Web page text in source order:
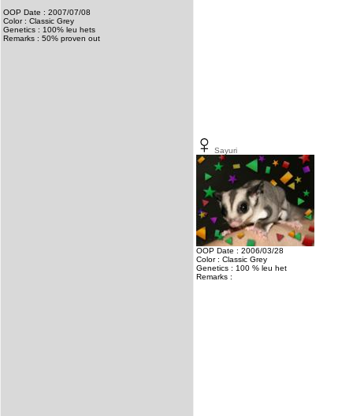
OOP Date : 2007/07/08
Color : Classic Grey
Genetics : 100% leu hets
Remarks : 50% proven out
Sayuri
OOP Date : 2006/03/28
Color : Classic Grey
Genetics : 100 % leu het
Remarks :